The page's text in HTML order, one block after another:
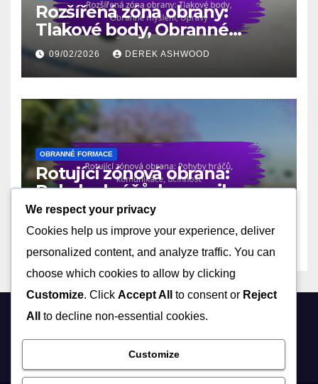
Rozšířená zóna obrany:
Tlakové body, Obranné
myšlení, Úpravy
09/02/2026 DEREK ASHWOOD
OBRANNÉ FORMACE
Rotující zónová obrana:
Pohyby hráčů, komunikace,
účinnost
06/02/2026 DEREK ASHWOOD
sarkazahrobska.cz
We respect your privacy
Cookies help us improve your experience, deliver
personalized content, and analyze traffic. You can
choose which cookies to allow by clicking
Customize. Click Accept All to consent or Reject
All
to decline non-essential cookies.
Customize